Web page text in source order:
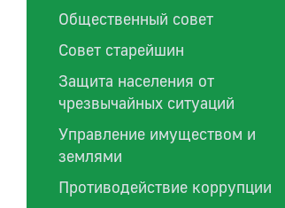
Общественный совет
Совет старейшин
Защита населения от
чрезвычайных ситуаций
Управление имуществом и
землями
Противодействие коррупции